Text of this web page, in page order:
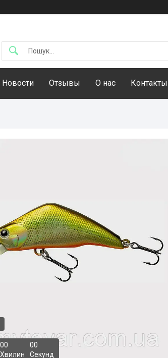
Новости Отзывы О нас Контакты
00
Хвилин
00
Секунд